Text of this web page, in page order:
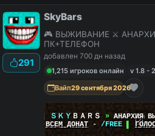
291
SkyBars
🎮 ВЫЖИВАНИЕ ⚔️
ПК+ТЕЛЕФОН
добавлен 700 дн назад
1,215 игроков онлайн
v 1.8 -
Вайп29 сентября 2026
ＳＫＹ ＢＡＲＳ » АНАРХИЯ
ВСЕМ ДОНАТ - /FREE